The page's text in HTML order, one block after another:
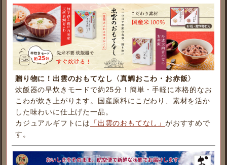
贈り物に！出雲のおもてなし〈真鯛おこわ・お赤飯〉
炊飯器の早炊きモードで約25分！簡単・手軽に本格的なお
こわが炊き上がります。国産原料にこだわり、素材を活か
した味わいに仕上げた一品。
カジュアルギフトには 「出雲のおもてなし」がおすすめで
す。